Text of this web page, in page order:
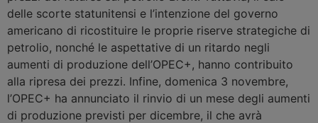
delle scorte statunitensi e l’intenzione del governo
americano di ricostituire le proprie riserve strategiche di
petrolio, nonché le aspettative di un ritardo negli
aumenti di produzione dell’OPEC+, hanno contribuito
alla ripresa dei prezzi. Infine, domenica 3 novembre,
l’OPEC+ ha annunciato il rinvio di un mese degli aumenti
di produzione previsti per dicembre, il che avrà